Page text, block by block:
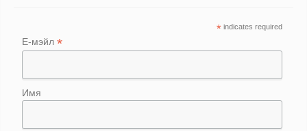
* indicates required
Е-мэйл*
Имя